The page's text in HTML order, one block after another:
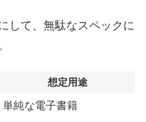
して、無駄なスペックに
想定用途
単純な電子書籍